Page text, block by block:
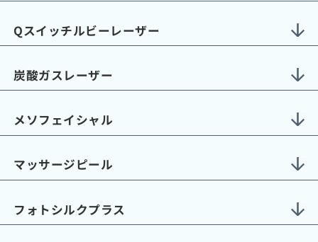
Qスイッチルビーレーザー
炭酸ガスレーザー
メソフェイシャル
マッサージピール
フォトシルクプラス